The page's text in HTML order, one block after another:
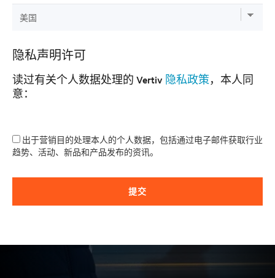
隐私声明许可
读过有关个人数据处理的 Vertiv 隐私政策，本人同
意：
出于营销目的处理本人的个人数据，包括通过电子邮件获取行业
趋势、活动、新品和产品发布的资讯。
提交